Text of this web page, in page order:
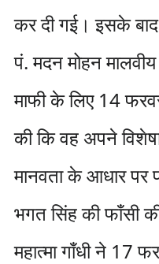
कर दी गई। इसके
पं. मदन मोहन
माफी के लिए 14
की कि वह अपने
मानवता के आधार पर
भगत सिंह की फाँसी
महात्मा गाँधी ने 17